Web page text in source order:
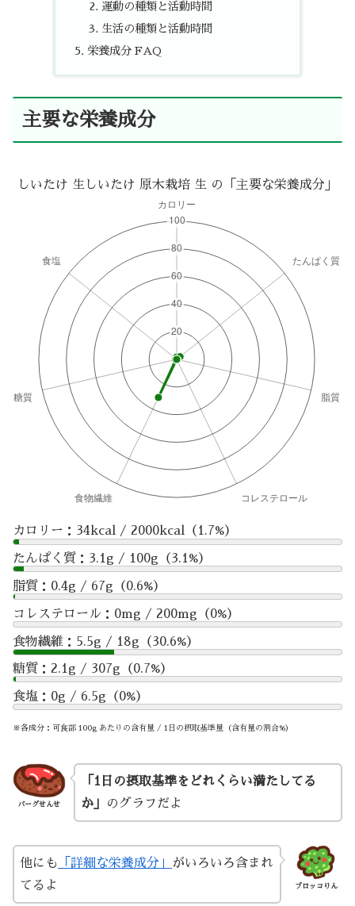
運動の種類と活動時間
生活の種類と活動時間
栄養成分 FAQ
主要な栄養成分
しいたけ 生しいたけ 原木栽培 生 の「主要な栄養成分」
カロリー：34kcal / 2000kcal（1.7%）
たんぱく質：3.1g / 100g（3.1%）
脂質：0.4g / 67g（0.6%）
コレステロール：0mg / 200mg（0%）
食物繊維：5.5g / 18g（30.6%）
糖質：2.1g / 307g（0.7%）
食塩：0g / 6.5g（0%）
※各成分：可食部 100g あたりの含有量 / 1日の摂取基準量（含有量の割合%）
バーグせんせ
「1日の摂取基準をどれくらい満たしてる
か」
のグラフだよ
ブロッコりん
他にも 「詳細な栄養成分」
がいろいろ含まれ
てるよ